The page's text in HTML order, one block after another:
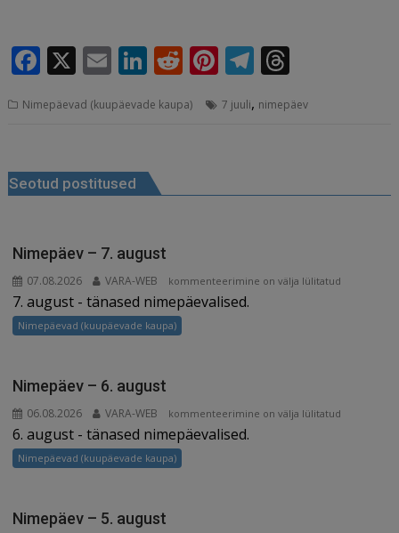
F
c
b
o
k
X E
ai
Li
k
dI
n
R
d
Pi
te
st
T
e
m
r
d
Nimepäevad (kuupäevade kaupa) 7 juuli, nimepäev
Seotud postitused
Nimepäev – 7. august
07.08.2026 VARA-WEB
Nimepäev
–
7.
august
kommenteerimine on välja lülitatud
7. august - tänased nimepäevalised.
Nimepäevad (kuupäevade kaupa)
Nimepäev – 6. august
06.08.2026 VARA-WEB
Nimepäev
–
6.
august
kommenteerimine on välja lülitatud
6. august - tänased nimepäevalised.
Nimepäevad (kuupäevade kaupa)
Nimepäev – 5. august